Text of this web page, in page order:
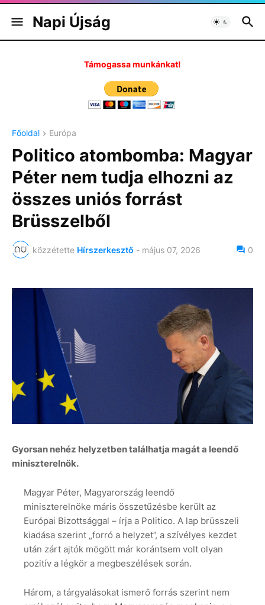
Napi Újság
Támogassa munkánkat!
Főoldal Európa
Politico atombomba: Magyar
Péter nem tudja elhozni az
összes uniós forrást
Brüsszelből
közzétette Hírszerkesztő - május 07, 2026 0
Gyorsan nehéz helyzetben találhatja magát a leendő
miniszterelnök.
Magyar Péter, Magyarország leendő
miniszterelnöke máris összetűzésbe került az
Európai Bizottsággal – írja a Politico. A lap brüsszeli
kiadása szerint „forró a helyzet”, a szívélyes kezdet
után zárt ajtók mögött már korántsem volt olyan
pozitív a légkör a megbeszélések során.
Három, a tárgyalásokat ismerő forrás szerint nem